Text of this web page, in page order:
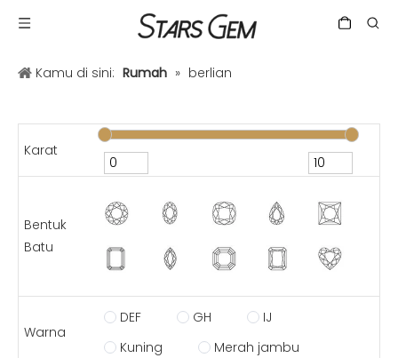
Kamu di sini: Rumah » berlian
Karat
Bentuk
Batu
Warna
DEF GH
IJ
Kuning
Merah jambu